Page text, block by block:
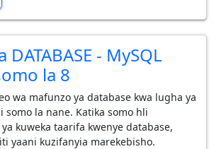
- MySQL
la 8
wa mafunzo ya database kwa lugha ya
la nane. Katika somo hli
kuweka taarifa kwenye database,
yaani kuzifanyia marekebisho.